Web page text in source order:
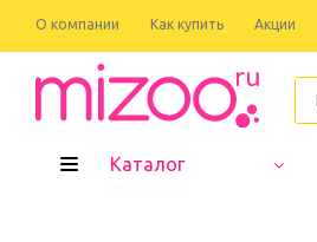
О компании Как купить Акции
Каталог